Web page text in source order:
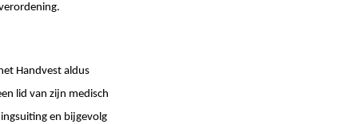
Handvest aldus
lid van zijn medisch
en bijgevolg